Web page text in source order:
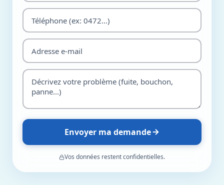
Envoyer ma demande
Vos données restent confidentielles.